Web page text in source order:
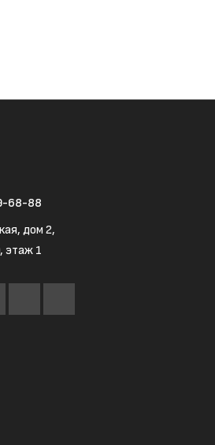
68-88
дом 2,
этаж 1